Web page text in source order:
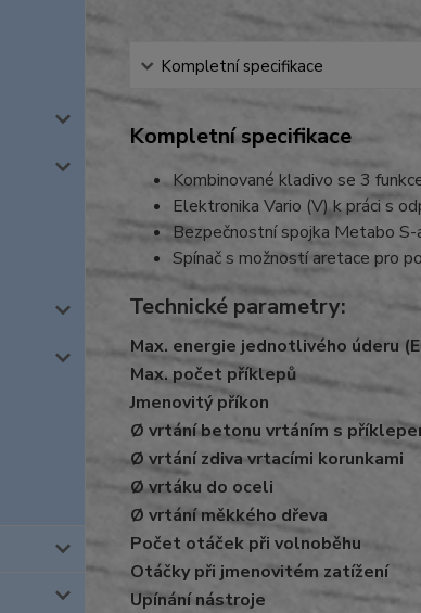
Kompletní specifikace
Kompletní specifikace
Kombinované kladivo se 3
Elektronika Vario (V) k práci s
Bezpečnostní spojka Metabo
Spínač s možností aretace pro
Technické parametry:
Max. energie jednotlivého úderu
Max. počet příklepů
Jmenovitý příkon
Ø vrtáníbetonu vrtáním s příklep
Ø vrtání zdiva vrtacími korunkami
Ø vrtáku do oceli
Ø vrtání měkkého dřeva
Počet otáček při volnoběhu
Otáčky při jmenovitém zatížení
Upínání nástroje